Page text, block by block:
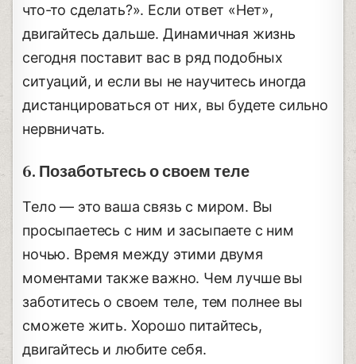
что-то сделать?». Если ответ «Нет»,
двигайтесь дальше. Динамичная жизнь
сегодня поставит вас в ряд подобных
ситуаций, и если вы не научитесь иногда
дистанцироваться от них, вы будете сильно
нервничать.
6. Позаботьтесь о своем теле
Тело — это ваша связь с миром. Вы
просыпаетесь с ним и засыпаете с ним
ночью. Время между этими двумя
моментами также важно. Чем лучше вы
заботитесь о своем теле, тем полнее вы
сможете жить. Хорошо питайтесь,
двигайтесь и любите себя.